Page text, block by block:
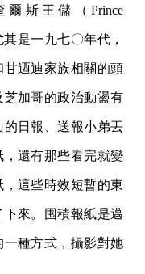
爾斯王儲（Prince
是一九七〇年代，
迺迪家族相關的頭
加哥的政治動盪有
日報、送報小弟丟
還有那些看完就變
這些時效短暫的東
來。囤積報紙是邁
種方式，攝影對她